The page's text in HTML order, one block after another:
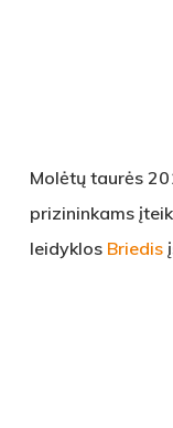
Molėtų taurės
prizininkams
leidyklos Briedis